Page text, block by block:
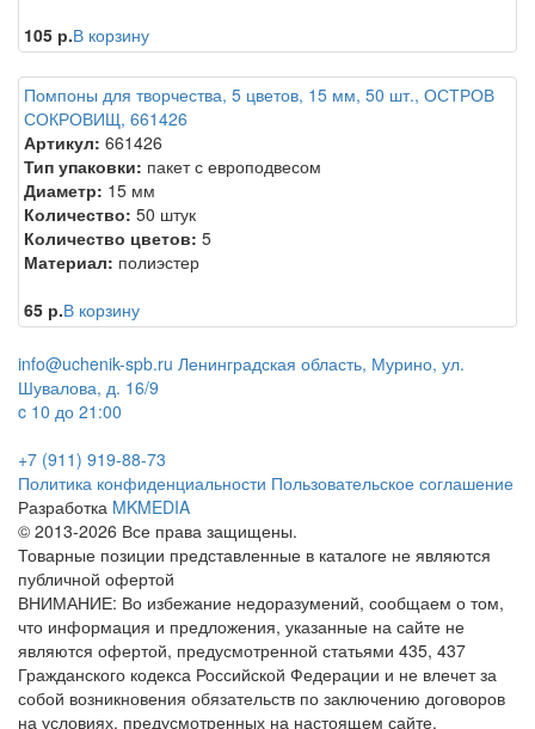
105 р.В корзину
Помпоны для творчества, 5 цветов, 15 мм, 50 шт., ОСТРОВ
СОКРОВИЩ, 661426
Артикул: 661426
Тип упаковки: пакет с европодвесом
Диаметр: 15 мм
Количество: 50 штук
Количество цветов: 5
Материал: полиэстер
65 р.В корзину
info@uchenik-spb.ru Ленинградская область, Мурино, ул.
Шувалова, д. 16/9
c 10 до 21:00
+7 (911) 919-88-73
Политика конфиденциальности Пользовательское соглашение
Разработка MKMEDIA
© 2013-2026 Все права защищены.
Товарные позиции представленные в каталоге не являются
публичной офертой
ВНИМАНИЕ: Во избежание недоразумений, сообщаем о том,
что информация и предложения, указанные на сайте не
являются офертой, предусмотренной статьями 435, 437
Гражданского кодекса Российской Федерации и не влечет за
собой возникновения обязательств по заключению договоров
на условиях, предусмотренных на настоящем сайте.